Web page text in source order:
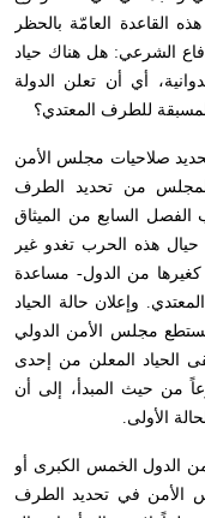
القاعدة العامّة بالحظر
الشرعي: هل هناك حياد
أي أن تعلن الدولة
للطرف المعتدي؟
صلاحيات مجلس الأمن
المجلس من تحديد الطرف
الفصل السابع من الميثاق
حيال هذه الحرب تغدو غير
من الدول- مساعدة
وإعلان حالة الحياد
يستطع مجلس الأمن الدولي
الحياد المعلن من إحدى
من حيث المبدأ، إلى أن
الأولى.
الدول الخمس الكبرى أو
الأمن في تحديد الطرف